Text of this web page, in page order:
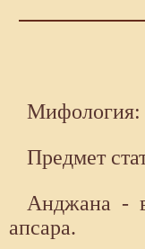
Мифология:
Предмет
Анджана -
апсара.